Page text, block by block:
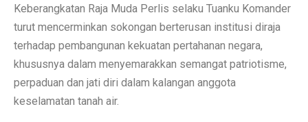
Keberangkatan Raja Muda Perlis selaku Tuanku Komander
turut mencerminkan sokongan berterusan institusi diraja
terhadap pembangunan kekuatan pertahanan negara,
khususnya dalam menyemarakkan semangat patriotisme,
perpaduan dan jati diri dalam kalangan anggota
keselamatan tanah air.